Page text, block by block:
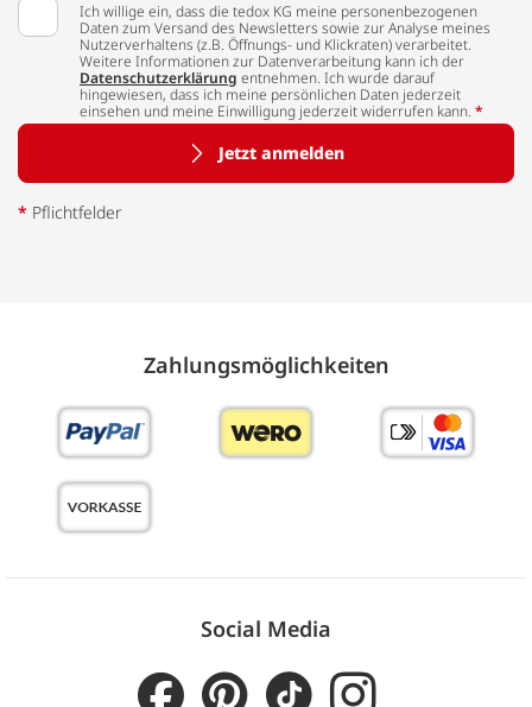
Ich willige ein, dass die tedox KG meine personenbezogenen
Daten zum Versand des Newsletters sowie zur Analyse meines
Nutzerverhaltens (z.B. Öffnungs- und Klickraten) verarbeitet.
Weitere Informationen zur Datenverarbeitung kann ich der
Datenschutzerklärung entnehmen. Ich wurde darauf
hingewiesen, dass ich meine persönlichen Daten jederzeit
einsehen und meine Einwilligung jederzeit widerrufen kann. *
Jetzt anmelden
* Pflichtfelder
Zahlungs­möglich­keiten
Social Media